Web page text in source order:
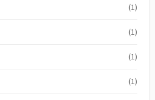
(1)
(1)
(1)
(1)